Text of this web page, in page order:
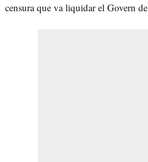
censura que va liquidar el Govern de